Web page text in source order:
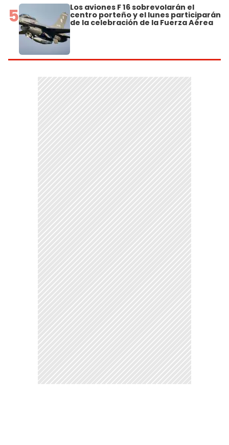
5 Los aviones F 16 sobrevolarán el
centro porteño y el lunes participarán
de la celebración de la Fuerza Aérea